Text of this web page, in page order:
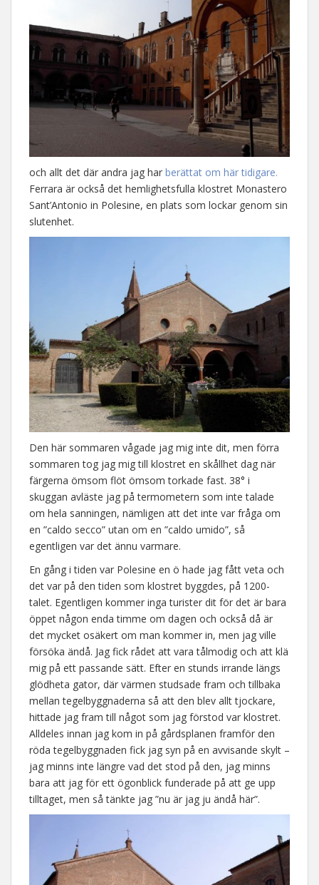
och allt det där andra jag har berättat om här tidigare.
Ferrara är också det hemlighetsfulla klostret Monastero
Sant’Antonio in Polesine, en plats som lockar genom sin
slutenhet.
Den här sommaren vågade jag mig inte dit, men förra
sommaren tog jag mig till klostret en skållhet dag när
färgerna ömsom flöt ömsom torkade fast. 38° i
skuggan avläste jag på termometern som inte talade
om hela sanningen, nämligen att det inte var fråga om
en ”caldo secco” utan om en ”caldo umido”, så
egentligen var det ännu varmare.
En gång i tiden var Polesine en ö hade jag fått veta och
det var på den tiden som klostret byggdes, på 1200-
talet. Egentligen kommer inga turister dit för det är bara
öppet någon enda timme om dagen och också då är
det mycket osäkert om man kommer in, men jag ville
försöka ändå. Jag fick rådet att vara tålmodig och att klä
mig på ett passande sätt. Efter en stunds irrande längs
glödheta gator, där värmen studsade fram och tillbaka
mellan tegelbyggnaderna så att den blev allt tjockare,
hittade jag fram till något som jag förstod var klostret.
Alldeles innan jag kom in på gårdsplanen framför den
röda tegelbyggnaden fick jag syn på en avvisande skylt –
jag minns inte längre vad det stod på den, jag minns
bara att jag för ett ögonblick funderade på att ge upp
tilltaget, men så tänkte jag ”nu är jag ju ändå här”.